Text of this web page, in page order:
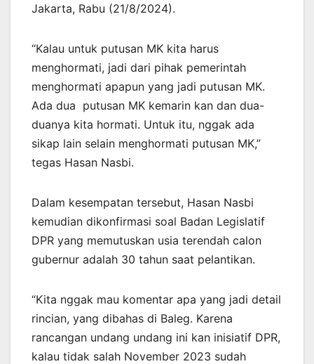
Jakarta, Rabu (21/8/2024).
“Kalau untuk putusan MK kita harus
menghormati, jadi dari pihak pemerintah
menghormati apapun yang jadi putusan MK.
Ada dua putusan MK kemarin kan dan dua-
duanya kita hormati. Untuk itu, nggak ada
sikap lain selain menghormati putusan MK,”
tegas Hasan Nasbi.
Dalam kesempatan tersebut, Hasan Nasbi
kemudian dikonfirmasi soal Badan Legislatif
DPR yang memutuskan usia terendah calon
gubernur adalah 30 tahun saat pelantikan.
“Kita nggak mau komentar apa yang jadi detail
rincian, yang dibahas di Baleg. Karena
rancangan undang undang ini kan inisiatif DPR,
kalau tidak salah November 2023 sudah